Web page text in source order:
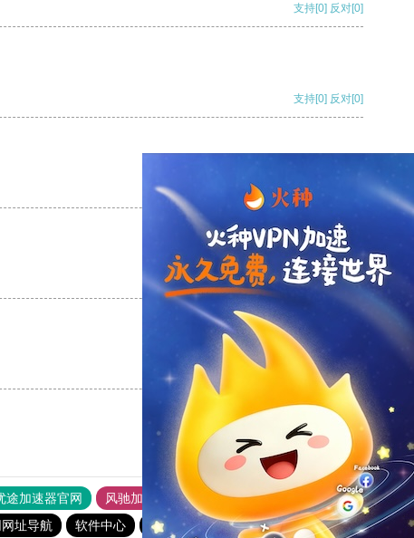
支持[0] 反对[0]
支持[0] 反对[0]
支持
支持[0] 反对[0]
支持[0] 反对[0]
途加速器官网 风驰加速器
旋风加速器
址导航 软件中心 雷霆加速 狂飙加速器 哔咔漫画